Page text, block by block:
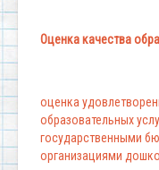
Оценка качества
оценка
образовательных
государственными
организациями